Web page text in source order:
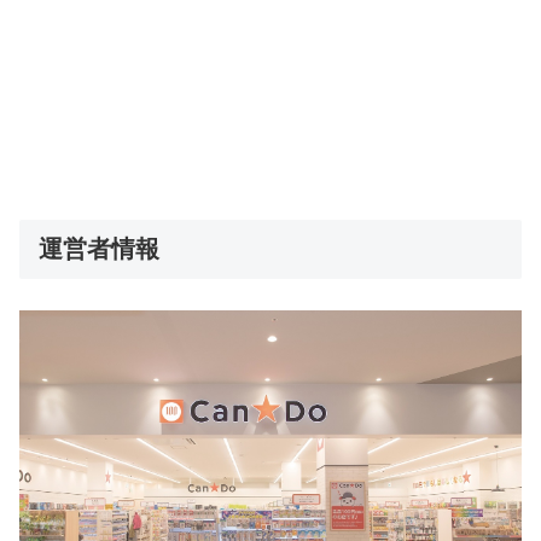
運営者情報